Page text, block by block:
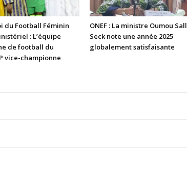
du Football Féminin
: L’équipe
de football du
vice-championne
ONEF : La ministre Oumou Sall
Seck note une année 2025
globalement satisfaisante